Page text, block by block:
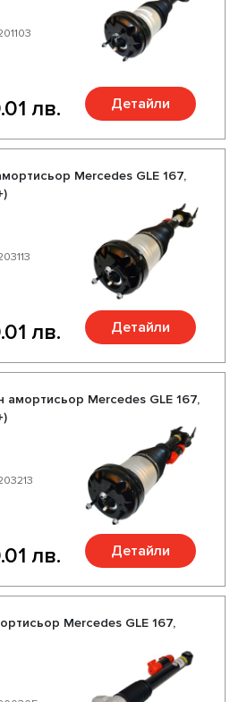
лв. Детайли
Mercedes GLE 167,
лв. Детайли
Mercedes GLE 167,
лв. Детайли
Mercedes GLE 167,